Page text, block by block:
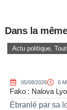
Dans la
Actu politique,
05/08/2026 6
Fako : Nalova
Ébranlé par sa